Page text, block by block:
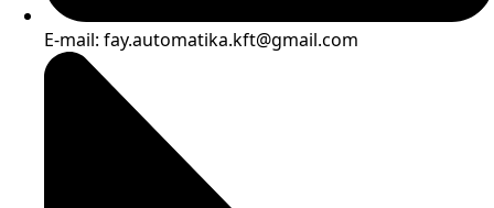
E-mail: fay.automatika.kft@gmail.com